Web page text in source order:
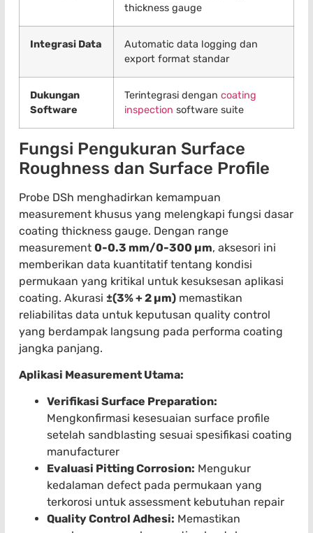
thickness gauge
Integrasi Data
Automatic data logging dan
export format standar
Dukungan
Software
Terintegrasi dengan coating
inspection software suite
Fungsi Pengukuran Surface
Roughness dan Surface Profile
Probe DSh menghadirkan kemampuan
measurement khusus yang melengkapi fungsi dasar
coating thickness gauge. Dengan range
measurement 0-0.3 mm/0-300 µm, aksesori ini
memberikan data kuantitatif tentang kondisi
permukaan yang kritikal untuk kesuksesan aplikasi
coating. Akurasi ±(3% + 2 µm) memastikan
reliabilitas data untuk keputusan quality control
yang berdampak langsung pada performa coating
jangka panjang.
Aplikasi Measurement Utama:
Verifikasi Surface Preparation:
Mengkonfirmasi kesesuaian surface profile
setelah sandblasting sesuai spesifikasi coating
manufacturer
Evaluasi Pitting Corrosion: Mengukur
kedalaman defect pada permukaan yang
terkorosi untuk assessment kebutuhan repair
Quality Control Adhesi: Memastikan